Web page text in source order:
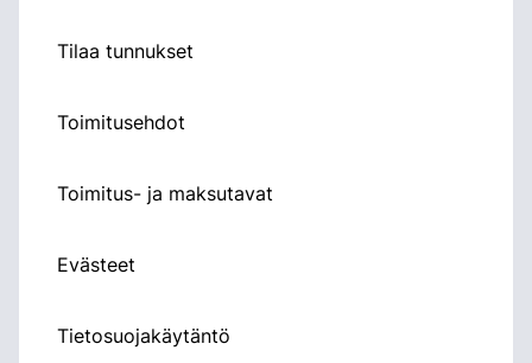
Tilaa tunnukset
Toimitusehdot
Toimitus- ja maksutavat
Evästeet
Tietosuojakäytäntö